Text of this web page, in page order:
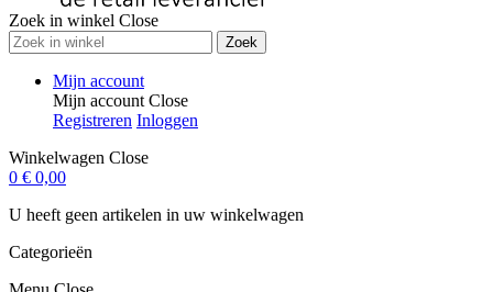
Zoek in winkel Close
Zoek
Mijn account
Mijn account Close
Registreren Inloggen
Winkelwagen Close
0 € 0,00
U heeft geen artikelen in uw winkelwagen
Categorieën